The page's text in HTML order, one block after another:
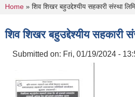
You are here
Home » शिव शिखर बहुउद्देश्यीय सहकारी संस्था
शिव शिखर बहुउद्देश्यीय
Submitted on: Fri, 01/19/2024 -